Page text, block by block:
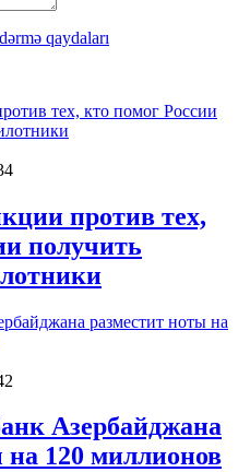
qaydaları
против тех,
получить
Азербайджана
на 120 миллионов